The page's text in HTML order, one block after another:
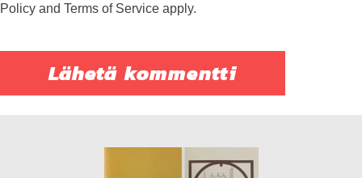
Policy and Terms of Service apply.